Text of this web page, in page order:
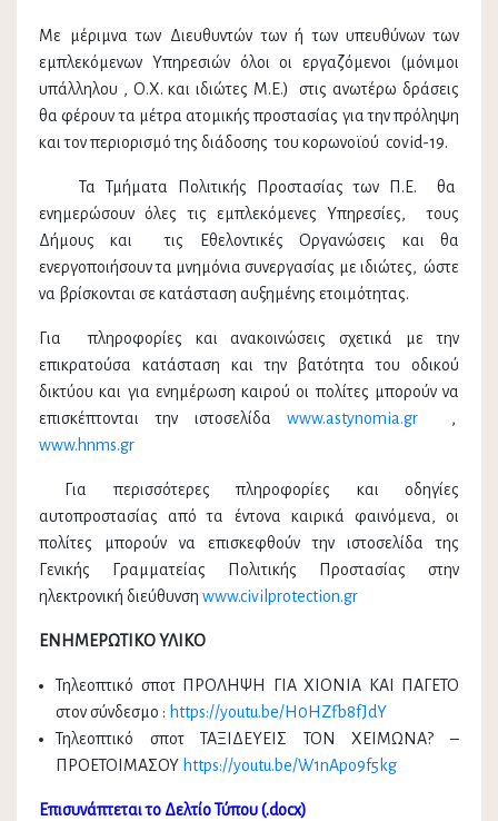
Με μέριμνα των Διευθυντών των ή των υπευθύνων των
εμπλεκόμενων Υπηρεσιών όλοι οι εργαζόμενοι (μόνιμοι
υπάλληλου , Ο.Χ. και ιδιώτες Μ.Ε.) στις ανωτέρω δράσεις
θα φέρουν τα μέτρα ατομικής προστασίας για την πρόληψη
και τον περιορισμό της διάδοσης του κορωνοϊού covid-19.
Τα Τμήματα Πολιτικής Προστασίας των Π.Ε. θα
ενημερώσουν όλες τις εμπλεκόμενες Υπηρεσίες, τους
Δήμους και τις Εθελοντικές Οργανώσεις και θα
ενεργοποιήσουν τα μνημόνια συνεργασίας με ιδιώτες, ώστε
να βρίσκονται σε κατάσταση αυξημένης ετοιμότητας.
Για πληροφορίες και ανακοινώσεις σχετικά με την
επικρατούσα κατάσταση και την βατότητα του οδικού
δικτύου και για ενημέρωση καιρού οι πολίτες μπορούν να
επισκέπτονται την ιστοσελίδαwww.astynomia.gr ,
www.hnms.gr
Για περισσότερες πληροφορίες και οδηγίες
αυτοπροστασίας από τα έντονα καιρικά φαινόμενα, οι
πολίτες μπορούν να επισκεφθούν την ιστοσελίδα της
Γενικής Γραμματείας Πολιτικής Προστασίας στην
ηλεκτρονική διεύθυνση www.civilprotection.gr
ΕΝΗΜΕΡΩΤΙΚΟ ΥΛΙΚΟ
Τηλεοπτικό σποτ ΠΡΟΛΗΨΗ ΓΙΑ ΧΙΟΝΙΑ ΚΑΙ ΠΑΓΕΤΟ
στον σύνδεσμο : https://youtu.be/H0HZfb8fJdY
Τηλεοπτικό σποτ ΤΑΞΙΔΕΥΕΙΣ ΤΟΝ ΧΕΙΜΩΝΑ? –
ΠΡΟΕΤΟΙΜΑΣΟΥ https://youtu.be/W1nApo9f5kg
Επισυνάπτεται το Δελτίο Τύπου (.docx)